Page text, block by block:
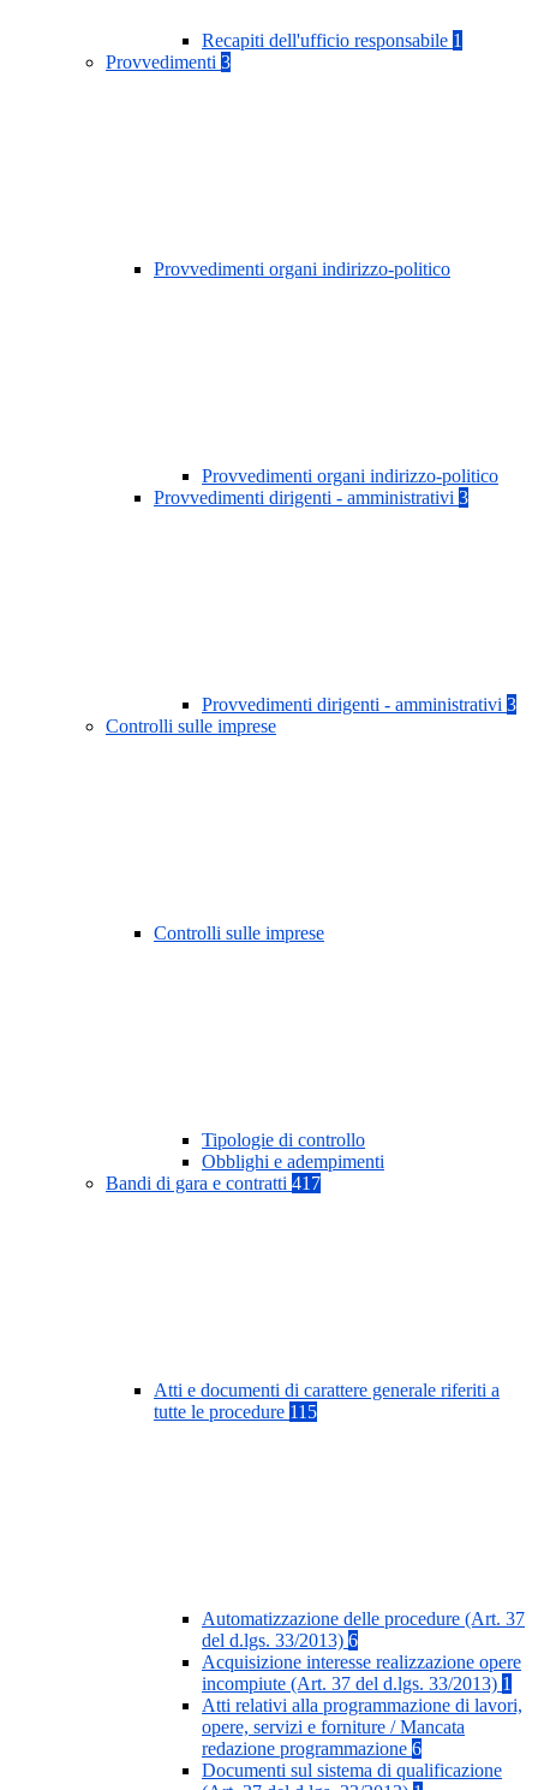
Recapiti dell'ufficio responsabile 1
Provvedimenti 3
Provvedimenti organi indirizzo-politico
Provvedimenti organi indirizzo-politico
Provvedimenti dirigenti - amministrativi 3
Provvedimenti dirigenti - amministrativi 3
Controlli sulle imprese
Controlli sulle imprese
Tipologie di controllo
Obblighi e adempimenti
Bandi di gara e contratti 417
Atti e documenti di carattere generale riferiti a
tutte le procedure 115
Automatizzazione delle procedure (Art. 37
del d.lgs. 33/2013) 6
Acquisizione interesse realizzazione opere
incompiute (Art. 37 del d.lgs. 33/2013) 1
Atti relativi alla programmazione di lavori,
opere, servizi e forniture / Mancata
redazione programmazione 6
Documenti sul sistema di qualificazione